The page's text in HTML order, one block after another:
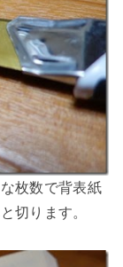
枚数で背表紙
切ります。